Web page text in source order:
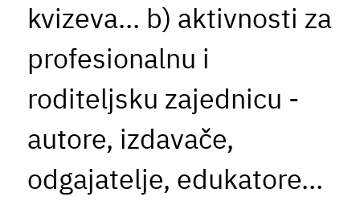
kvizeva… b) aktivnosti za
profesionalnu i
roditeljsku zajednicu -
autore, izdavače,
odgajatelje, edukatore…